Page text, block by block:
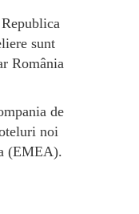
sunt
România
de
noi
(EMEA).